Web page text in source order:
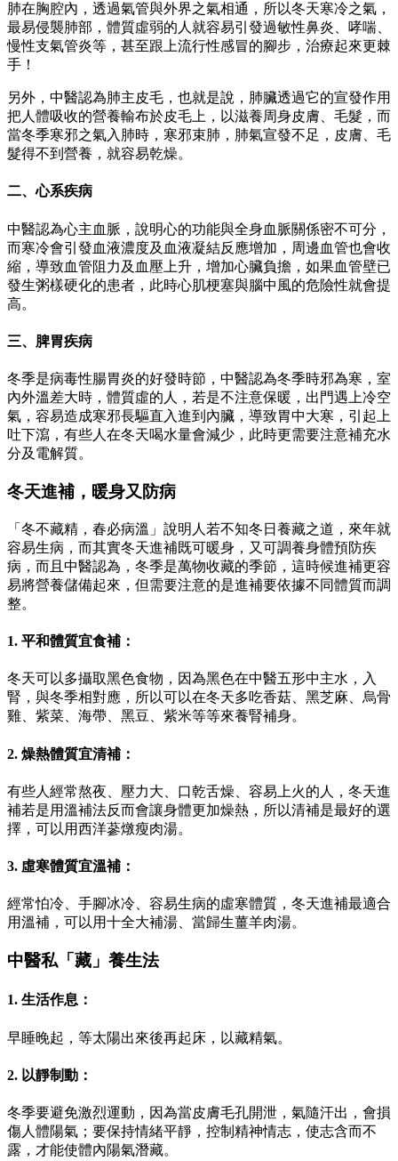
肺在胸腔內，透過氣管與外界之氣相通，所以冬天寒冷之氣，
最易侵襲肺部，體質虛弱的人就容易引發過敏性鼻炎、哮喘、
慢性支氣管炎等，甚至跟上流行性感冒的腳步，治療起來更棘
手！
另外，中醫認為肺主皮毛，也就是說，肺臟透過它的宣發作用
把人體吸收的營養輸布於皮毛上，以滋養周身皮膚、毛髮，而
當冬季寒邪之氣入肺時，寒邪束肺，肺氣宣發不足，皮膚、毛
髮得不到營養，就容易乾燥。
二、心系疾病
中醫認為心主血脈，說明心的功能與全身血脈關係密不可分，
而寒冷會引發血液濃度及血液凝結反應增加，周邊血管也會收
縮，導致血管阻力及血壓上升，增加心臟負擔，如果血管壁已
發生粥樣硬化的患者，此時心肌梗塞與腦中風的危險性就會提
高。
三、脾胃疾病
冬季是病毒性腸胃炎的好發時節，中醫認為冬季時邪為寒，室
內外溫差大時，體質虛的人，若是不注意保暖，出門遇上冷空
氣，容易造成寒邪長驅直入進到內臟，導致胃中大寒，引起上
吐下瀉，有些人在冬天喝水量會減少，此時更需要注意補充水
分及電解質。
冬天進補，暖身又防病
「冬不藏精，春必病溫」說明人若不知冬日養藏之道，來年就
容易生病，而其實冬天進補既可暖身，又可調養身體預防疾
病，而且中醫認為，冬季是萬物收藏的季節，這時候進補更容
易將營養儲備起來，但需要注意的是進補要依據不同體質而調
整。
1. 平和體質宜食補：
冬天可以多攝取黑色食物，因為黑色在中醫五形中主水，入
腎，與冬季相對應，所以可以在冬天多吃香菇、黑芝麻、烏骨
雞、紫菜、海帶、黑豆、紫米等等來養腎補身。
2. 燥熱體質宜清補：
有些人經常熬夜、壓力大、口乾舌燥、容易上火的人，冬天進
補若是用溫補法反而會讓身體更加燥熱，所以清補是最好的選
擇，可以用西洋蔘燉瘦肉湯。
3. 虛寒體質宜溫補：
經常怕冷、手腳冰冷、容易生病的虛寒體質，冬天進補最適合
用溫補，可以用十全大補湯、當歸生薑羊肉湯。
中醫私「藏」養生法
1. 生活作息：
早睡晚起，等太陽出來後再起床，以藏精氣。
2. 以靜制動：
冬季要避免激烈運動，因為當皮膚毛孔開泄，氣隨汗出，會損
傷人體陽氣；要保持情緒平靜，控制精神情志，使志含而不
露，才能使體內陽氣潛藏。